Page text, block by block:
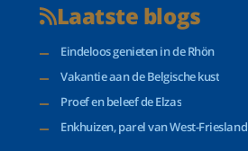
Laatste blogs
Eindeloos genieten in de Rhön
Vakantie aan de Belgische kust
Proef en beleef de Elzas
Enkhuizen, parel van West-Friesland